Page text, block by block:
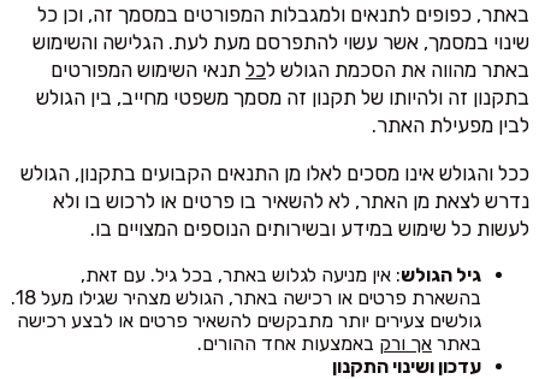
באתר, כפופים לתנאים ולמגבלות המפורטים במסמך זה, וכן כל
שינוי במסמך, אשר עשוי להתפרסם מעת לעת. הגלישה והשימוש
באתר מהווה את הסכמת הגולש לכל תנאי השימוש המפורטים
בתקנון זה ולהיותו של תקנון זה מסמך משפטי מחייב, בין הגולש
לבין מפעילת האתר.
ככל והגולש אינו מסכים לאלו מן התנאים הקבועים בתקנון, הגולש
נדרש לצאת מן האתר, לא להשאיר בו פרטים או לרכוש בו ולא
לעשות כל שימוש במידע ובשירותים הנוספים המצויים בו.
גיל הגולש: אין מניעה לגלוש באתר, בכל גיל. עם זאת,
בהשארת פרטים או רכישה באתר, הגולש מצהיר שגילו מעל 18.
גולשים צעירים יותר מתבקשים להשאיר פרטים או לבצע רכישה
באתר אך ורק באמצעות אחד ההורים.
עדכון ושינוי התקנון